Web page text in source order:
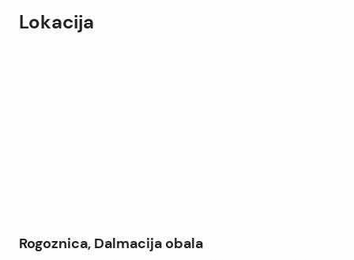
more. Vila ima bazen, parking i natkrivenu BBQ
Lokacija
Rogoznica, Dalmacija obala